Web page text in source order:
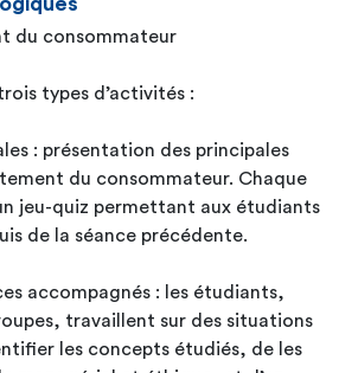
du consommateur
types d’activités :
: présentation des principales
du consommateur. Chaque
jeu-quiz permettant aux étudiants
de la séance précédente.
accompagnés : les étudiants,
travaillent sur des situations
les concepts étudiés, de les